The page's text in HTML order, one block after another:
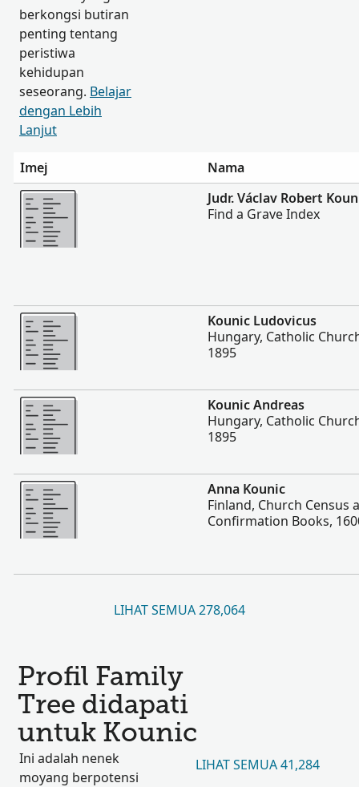
berkongsi butiran
penting tentang
peristiwa
kehidupan
seseorang. Belajar
dengan Lebih
Lanjut
Imej
Nama
Lebih
Judr. Václav Robert
Find a Grave Index
Lebih
Kounic Ludovicus
Hungary, Catholic
1895
Lebih
Kounic Andreas
Hungary, Catholic
1895
Lebih
Anna Kounic
Finland, Church Census
Confirmation Books,
LIHAT SEMUA 278,064
Profil Family
Tree didapati
untuk Kounic
Ini adalah nenek
moyang berpotensi
LIHAT SEMUA 41,284